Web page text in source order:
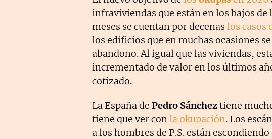
infraviviendas que están en los bajos
meses se cuentan por decenas los casos
los edificios que en muchas ocasiones
abandono. Al igual que las viviendas,
incrementado de valor en los últimos
cotizado.
La España de Pedro Sáncheztiene
tiene que ver conla okupación. Los
a los hombres de P.S. están